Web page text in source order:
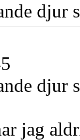
djur
djur
jag